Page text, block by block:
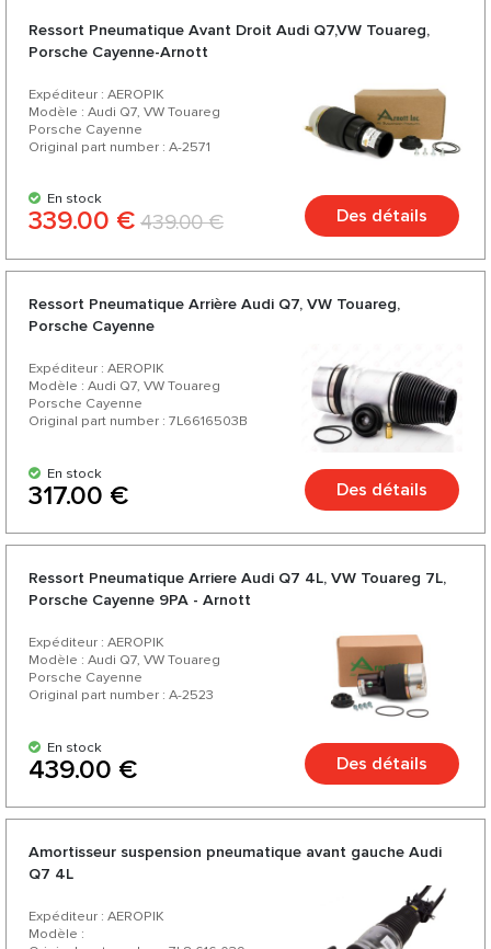
Ressort Pneumatique Avant Droit Audi Q7,VW Touareg,
Porsche Cayenne-Arnott
Expéditeur : AEROPIK
Modèle : Audi Q7, VW Touareg
Porsche Cayenne
Original part number : A-2571
En stock
339.00 € 439.00 € Des détails
Ressort Pneumatique Arrière Audi Q7, VW Touareg,
Porsche Cayenne
Expéditeur : AEROPIK
Modèle : Audi Q7, VW Touareg
Porsche Cayenne
Original part number : 7L6616503B
En stock
317.00 € Des détails
Ressort Pneumatique Arriere Audi Q7 4L, VW Touareg 7L,
Porsche Cayenne 9PA - Arnott
Expéditeur : AEROPIK
Modèle : Audi Q7, VW Touareg
Porsche Cayenne
Original part number : A-2523
En stock
439.00 € Des détails
Amortisseur suspension pneumatique avant gauche Audi
Q7 4L
Expéditeur : AEROPIK
Modèle :